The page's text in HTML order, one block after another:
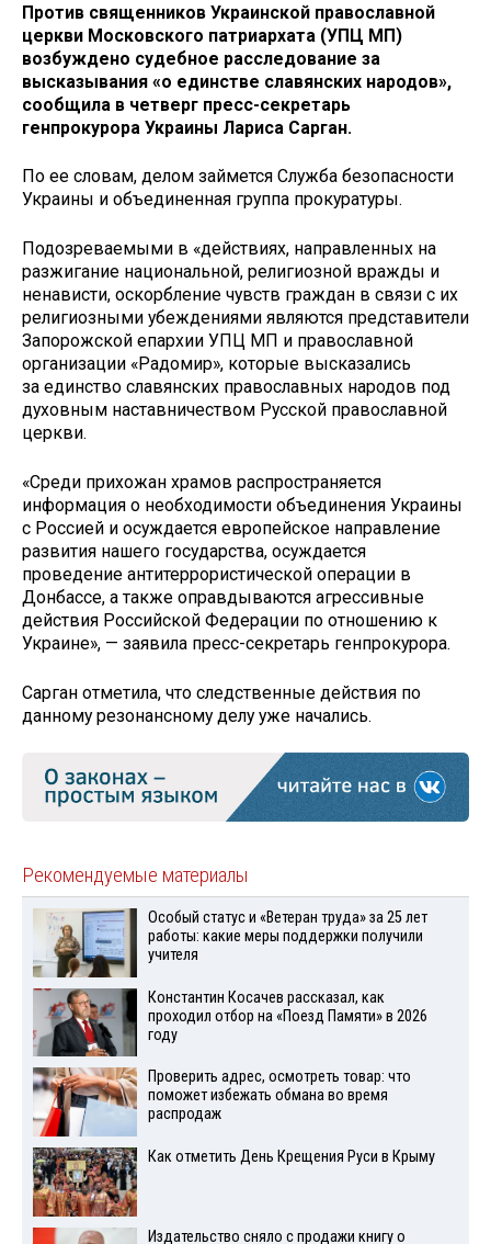
Против священников Украинской православной
церкви Московского патриархата (УПЦ МП)
возбуждено судебное расследование за
высказывания «о единстве славянских народов»,
сообщила в четверг пресс-секретарь
генпрокурора Украины Лариса Сарган.
По ее словам, делом займется Служба безопасности
Украины и объединенная группа прокуратуры.
Подозреваемыми в «действиях, направленных на
разжигание национальной, религиозной вражды и
ненависти, оскорбление чувств граждан в связи с их
религиозными убеждениями являются представители
Запорожской епархии УПЦ МП и православной
организации «Радомир», которые высказались
за единство славянских православных народов под
духовным наставничеством Русской православной
церкви.
«Среди прихожан храмов распространяется
информация о необходимости объединения Украины
с Россией и осуждается европейское направление
развития нашего государства, осуждается
проведение антитеррористической операции в
Донбассе, а также оправдываются агрессивные
действия Российской Федерации по отношению к
Украине», — заявила пресс-секретарь генпрокурора.
Сарган отметила, что следственные действия по
данному резонансному делу уже начались.
Рекомендуемые материалы
Особый статус и «Ветеран труда» за 25 лет
работы: какие меры поддержки получили
учителя
Константин Косачев рассказал, как
проходил отбор на «Поезд Памяти» в 2026
году
Проверить адрес, осмотреть товар: что
поможет избежать обмана во время
распродаж
Как отметить День Крещения Руси в Крыму
Издательство сняло с продажи книгу о